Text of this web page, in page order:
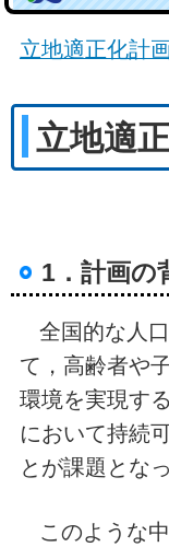
立地適正化計
立地適
1．計画の
全国的な人
て，高齢者や
環境を実現す
において持続
とが課題とな
このような